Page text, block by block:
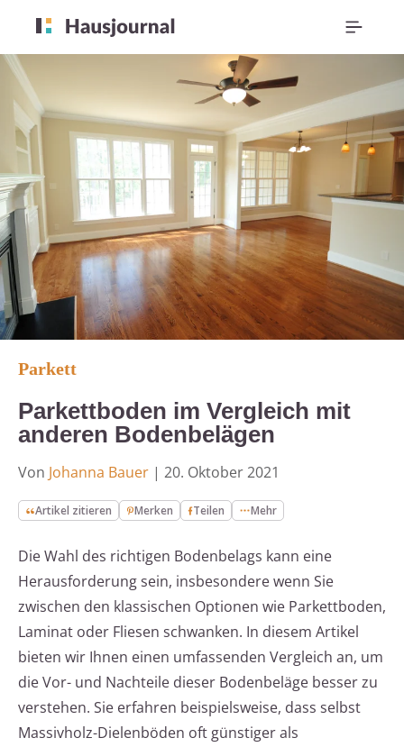
Parkett
Parkettboden im Vergleich mit
anderen Bodenbelägen
Von Johanna Bauer | 20. Oktober 2021
Artikel zitieren Merken Teilen Mehr
Die Wahl des richtigen Bodenbelags kann eine
Herausforderung sein, insbesondere wenn Sie
zwischen den klassischen Optionen wie Parkettboden,
Laminat oder Fliesen schwanken. In diesem Artikel
bieten wir Ihnen einen umfassenden Vergleich an, um
die Vor- und Nachteile dieser Bodenbeläge besser zu
verstehen. Sie erfahren beispielsweise, dass selbst
Massivholz-Dielenböden oft günstiger als